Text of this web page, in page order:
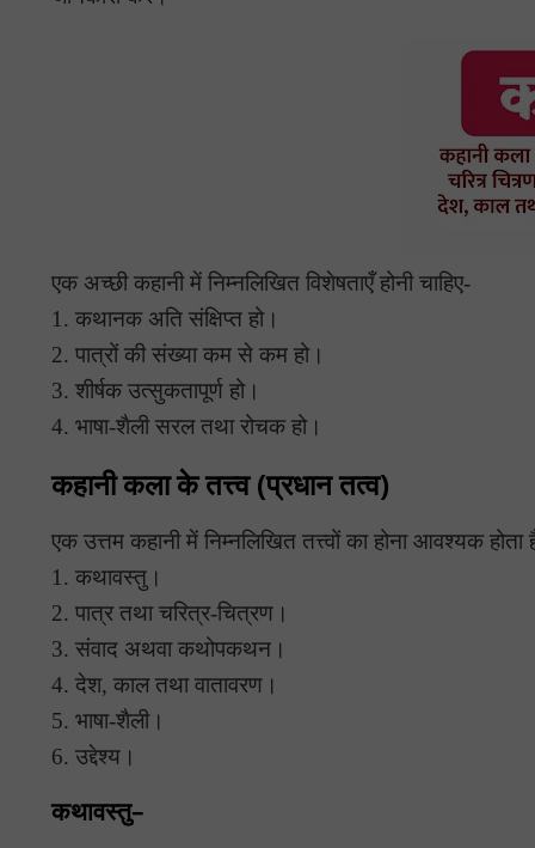
एक अच्छी कहानी में निम्नलिखित विशेषताएँ होनी चाहिए-
1. कथानक अति संक्षिप्त हो।
2. पात्रों की संख्या कम से कम हो।
3. शीर्षक उत्सुकतापूर्ण हो।
4. भाषा-शैली सरल तथा रोचक हो।
कहानी कला के तत्त्व (प्रधान तत्व)
एक उत्तम कहानी में निम्नलिखित तत्त्वों का होना आवश्यक होता
1. कथावस्तु।
2. पात्र तथा चरित्र-चित्रण।
3. संवाद अथवा कथोपकथन।
4. देश, काल तथा वातावरण।
5. भाषा-शैली।
6. उद्देश्य।
कथावस्तु–